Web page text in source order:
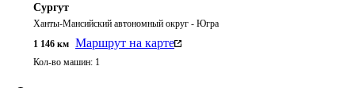
Сургут
Ханты-Мансийский автономный округ - Югра
1 146 км Маршрут на карте
Кол-во машин: 1